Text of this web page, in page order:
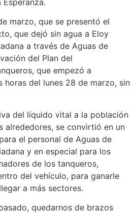
marzo, que se presentó el
que dejó sin agua a Eloy
a través de Aguas de
del Plan del
que empezó a
horas del lunes 28 de marzo, sin
del líquido vital a la población
alrededores, se convirtió en un
el personal de Aguas de
y en especial para los
de los tanqueros,
del vehículo, para ganarle
a más sectores.
quedarnos de brazos